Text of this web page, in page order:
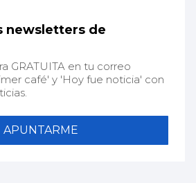
newsletters de
GRATUITA en tu correo
café' y 'Hoy fue noticia' con
APUNTARME